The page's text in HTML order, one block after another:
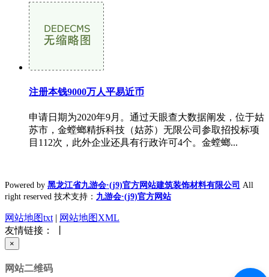
注册本钱9000万人平易近币
申请日期为2020年9月。通过天眼查大数据阐发，位于姑
苏市，金螳螂精拆科技（姑苏）无限公司参取招投标项
目112次，此外企业还具有行政许可4个。金螳螂...
Powered by 黑龙江省九游会·(j9)官方网站建筑装饰材料有限公司 All
right reserved 技术支持： 九游会·(j9)官方网站
网站地图txt | 网站地图XML
友情链接： 丨
×
网站二维码